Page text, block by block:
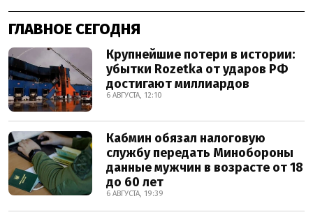
ГЛАВНОЕ СЕГОДНЯ
Крупнейшие потери в истории:
убытки Rozetka от ударов РФ
достигают миллиардов
6 АВГУСТА, 12:10
Кабмин обязал налоговую
службу передать Минобороны
данные мужчин в возрасте от 18
до 60 лет
6 АВГУСТА, 19:39